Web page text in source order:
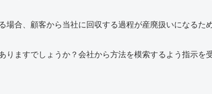
合、顧客から当社に回収する過程が産廃扱いになるた
ますでしょうか？会社から方法を模索するよう指示を